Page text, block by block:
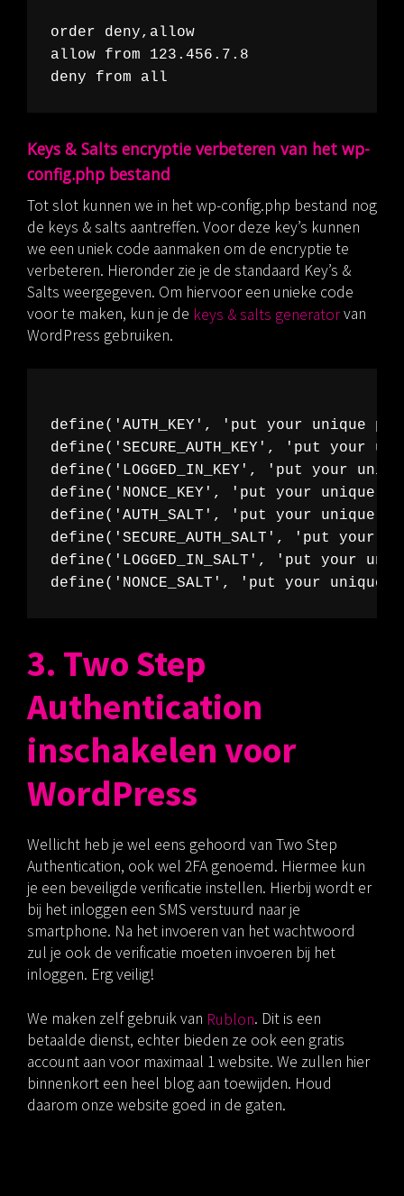
order deny,allow
allow from 123.456.7.8
Keys & Salts encryptie verbeteren van het wp-
config.php bestand
Tot slot kunnen we in het wp-config.php bestand nog
de keys & salts aantreffen. Voor deze key’s kunnen
we een uniek code aanmaken om de encryptie te
verbeteren. Hieronder zie je de standaard Key’s &
Salts weergegeven. Om hiervoor een unieke code
voor te maken, kun je de keys & salts generatorvan
WordPress gebruiken.
define('AUTH_KEY', 'put your unique
define('SECURE_AUTH_KEY', 'put your
define('LOGGED_IN_KEY', 'put your
define('NONCE_KEY', 'put your unique
define('AUTH_SALT', 'put your unique
define('SECURE_AUTH_SALT', 'put your
define('LOGGED_IN_SALT', 'put your
3. Two Step
Authentication
inschakelen voor
WordPress
Wellicht heb je wel eens gehoord van Two Step
Authentication, ook wel 2FA genoemd. Hiermee kun
je een beveiligde verificatie instellen. Hierbij wordt er
bij het inloggen een SMS verstuurd naar je
smartphone. Na het invoeren van het wachtwoord
zul je ook de verificatie moeten invoeren bij het
inloggen. Erg veilig!
We maken zelf gebruik van Rublon. Dit is een
betaalde dienst, echter bieden ze ook een gratis
account aan voor maximaal 1 website. We zullen hier
binnenkort een heel blog aan toewijden. Houd
daarom onze website goed in de gaten.